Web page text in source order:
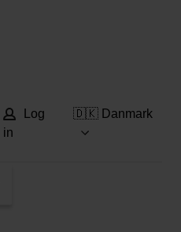
Log
in
🇩🇰 Danmark